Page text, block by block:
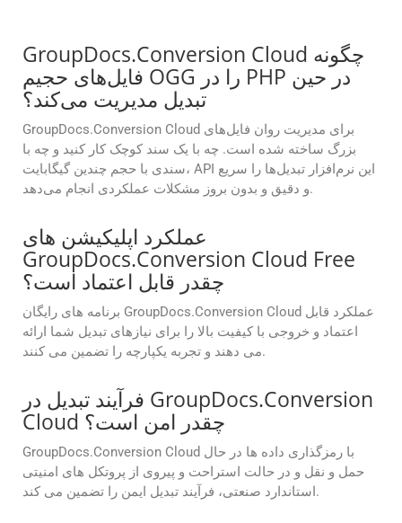
GroupDocs.Conversion Cloud چگونه
فایل‌های حجیم OGG را در PHP در حین
تبدیل مدیریت می‌کند؟
GroupDocs.Conversion Cloud برای مدیریت روان فایل‌های
بزرگ ساخته شده است. چه با یک سند کوچک کار کنید و چه با
سندی با حجم چندین گیگابایت، API این نرم‌افزار تبدیل‌ها را سریع
و دقیق و بدون بروز مشکلات عملکردی انجام می‌دهد.
عملکرد اپلیکیشن های
GroupDocs.Conversion Cloud Free
چقدر قابل اعتماد است؟
برنامه های رایگان GroupDocs.Conversion Cloud عملکرد قابل
اعتماد و خروجی با کیفیت بالا را برای نیازهای تبدیل شما ارائه
می دهند و تجربه یکپارچه را تضمین می کنند.
فرآیند تبدیل در GroupDocs.Conversion
Cloud چقدر امن است؟
GroupDocs.Conversion Cloud با رمزگذاری داده ها در حال
حمل و نقل و در حالت استراحت و پیروی از پروتکل های امنیتی
استاندارد صنعتی، فرآیند تبدیل ایمن را تضمین می کند.